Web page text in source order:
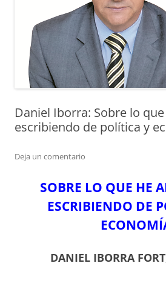
Daniel Iborra: Sobre lo
escribiendo de política y
Deja un comentario
SOBRE LO QUE HE
ESCRIBIENDO DE
DANIEL IBORRA